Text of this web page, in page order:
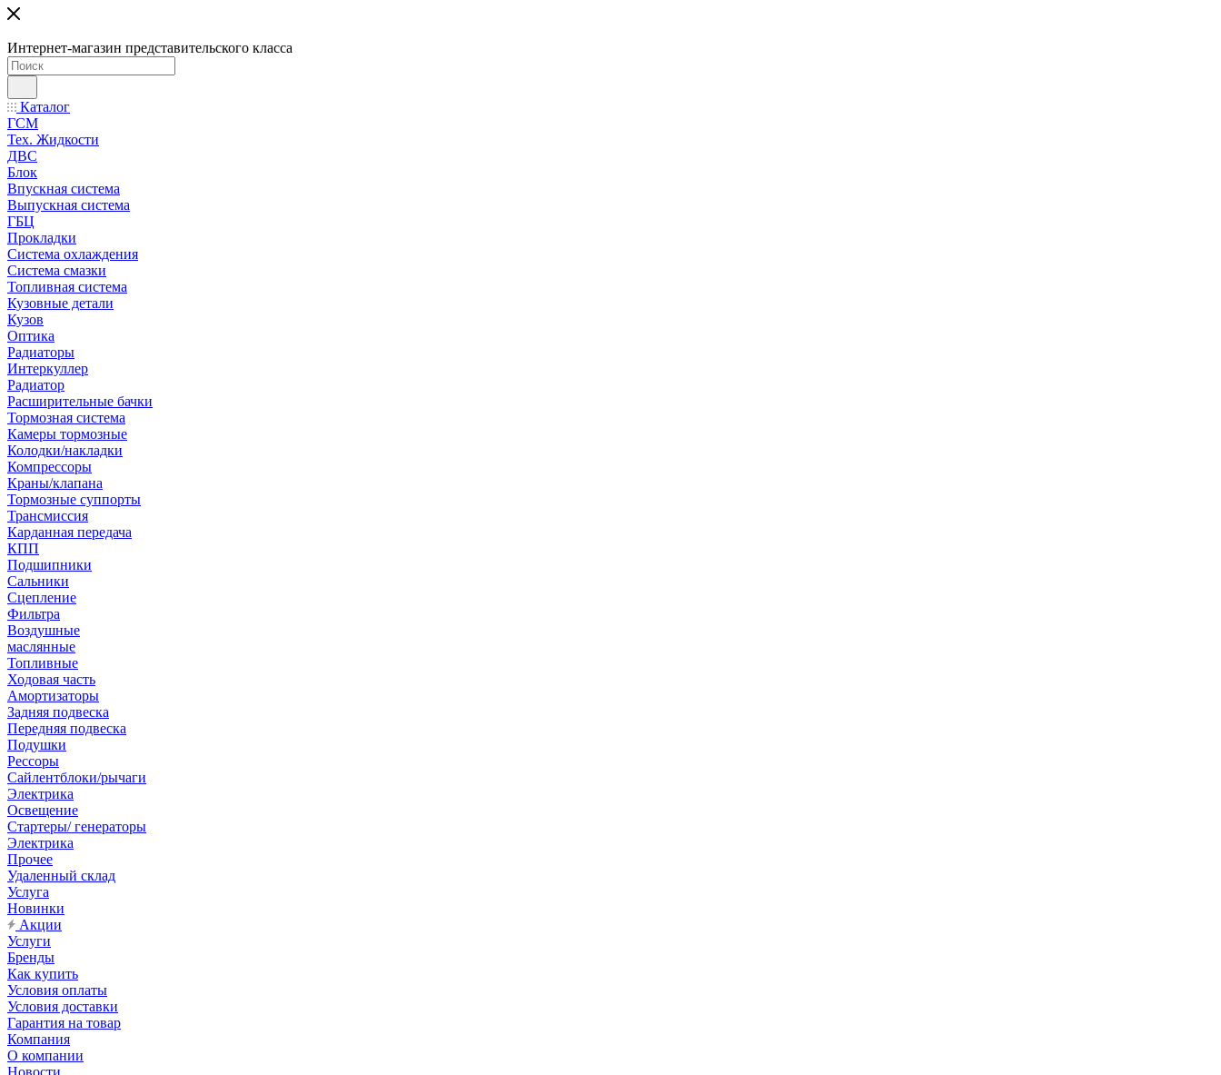
Интернет-магазин представительского класса
Каталог
ГСМ
Тех. Жидкости
ДВС
Блок
Впускная система
Выпускная система
ГБЦ
Прокладки
Система охлаждения
Система смазки
Топливная система
Кузовные детали
Кузов
Оптика
Радиаторы
Интеркуллер
Радиатор
Расширительные бачки
Тормозная система
Камеры тормозные
Колодки/накладки
Компрессоры
Краны/клапана
Тормозные суппорты
Трансмиссия
Карданная передача
КПП
Подшипники
Сальники
Сцепление
Фильтра
Воздушные
маслянные
Топливные
Ходовая часть
Амортизаторы
Задняя подвеска
Передняя подвеска
Подушки
Рессоры
Сайлентблоки/рычаги
Электрика
Освещение
Стартеры/ генераторы
Электрика
Прочее
Удаленный склад
Услуга
Новинки
Акции
Услуги
Бренды
Как купить
Условия оплаты
Условия доставки
Гарантия на товар
Компания
О компании
Новости